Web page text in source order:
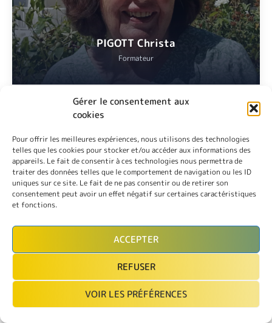
Gérer le consentement aux
cookies
Pour offrir les meilleures expériences, nous utilisons des technologies
telles que les cookies pour stocker et/ou accéder aux informations des
appareils. Le fait de consentir à ces technologies nous permettra de
traiter des données telles que le comportement de navigation ou les ID
uniques sur ce site. Le fait de ne pas consentir ou de retirer son
consentement peut avoir un effet négatif sur certaines caractéristiques
et fonctions.
ACCEPTER
REFUSER
VOIR LES PRÉFÉRENCES
PIGOTT Christa
Formateur
Professeure d’Allemand, Diplômée de l’école secondaire de
Markkleeberg (Allemagne) et Speakerine, Reportrice au
Mitteldeutscher Rundfunk Sender de Leipzig.
POUPON Maki
Formateur